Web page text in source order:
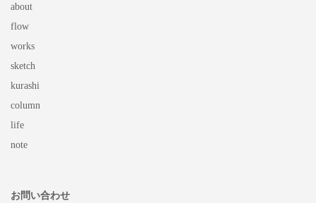
about
flow
works
sketch
kurashi
column
life
note
お問い合わせ